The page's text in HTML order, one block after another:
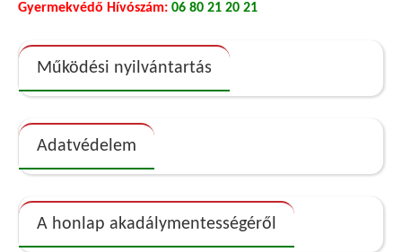
Gyermekvédő Hívószám: 06 80 21 20 21
Működési nyilvántartás
Adatvédelem
A honlap akadálymentességéről